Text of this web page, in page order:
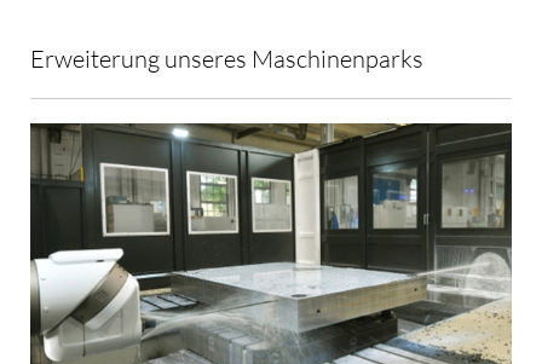
Erweiterung unseres Maschinenparks